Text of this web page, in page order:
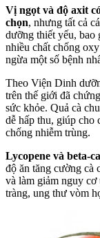
Vị ngọt và độ axit
chọn, nhưng tất cả
dưỡng thiết yếu,
nhiều chất chống
ngừa một số bệnh
Theo Viện Dinh
trên thế giới đã
sức khỏe. Quả cà
dễ hấp thu, giúp cho
chống nhiễm trùng.
Lycopene và beta-
độ ăn tăng cường cà
và làm giảm nguy
tràng, ung thư vòm